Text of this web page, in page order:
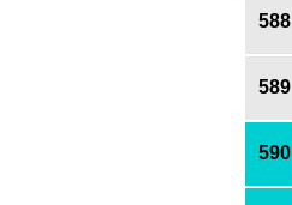
588
589
590